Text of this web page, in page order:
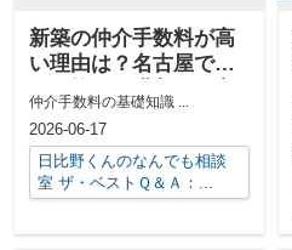
新築の仲介手数料が高
い理由は？名古屋で費
用を抑えて購入する方
法
仲介手数料の基礎知識 ...
2026-06-17
日比野くんのなんでも相談
室 ザ・ベストＱ＆Ａ：...